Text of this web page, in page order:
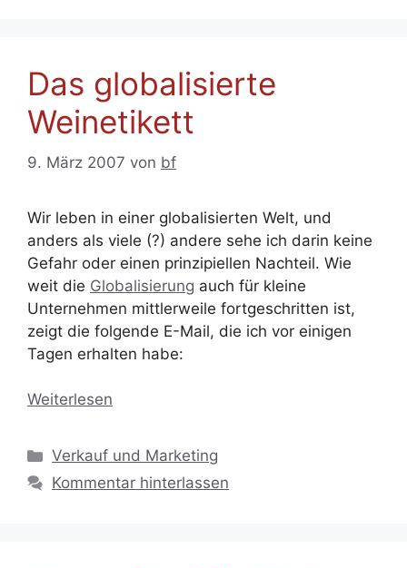
Das globalisierte
Weinetikett
9. März 2007 von bf
Wir leben in einer globalisierten Welt, und
anders als viele (?) andere sehe ich darin keine
Gefahr oder einen prinzipiellen Nachteil. Wie
weit die Globalisierung auch für kleine
Unternehmen mittlerweile fortgeschritten ist,
zeigt die folgende E-Mail, die ich vor einigen
Tagen erhalten habe:
Weiterlesen
Kategorien
Verkauf und Marketing
Kommentar hinterlassen